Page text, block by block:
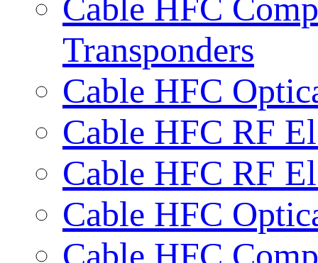
Cable HFC
Transponders
Cable HFC
Cable HFC RF
Cable HFC RF
Cable HFC
Cable HFC